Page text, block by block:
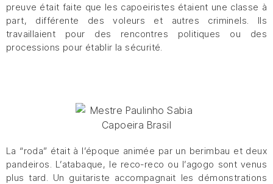
preuve était faite que les capoeiristes étaient une classe à
part, différente des voleurs et autres criminels. Ils
travaillaient pour des rencontres politiques ou des
processions pour établir la sécurité.
La “roda” était à l’époque animée par un berimbau et deux
pandeiros. L’atabaque, le reco-reco ou l’agogo sont venus
plus tard. Un guitariste accompagnait les démonstrations